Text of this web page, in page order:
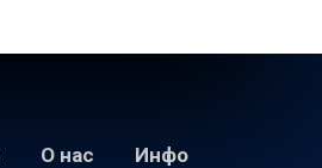
О нас
Инфо